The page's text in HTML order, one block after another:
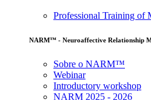
Professional Training of
NARM™ - Neuroaffective Relationship
Sobre o NARM™
Webinar
Introductory workshop
NARM 2025 - 2026